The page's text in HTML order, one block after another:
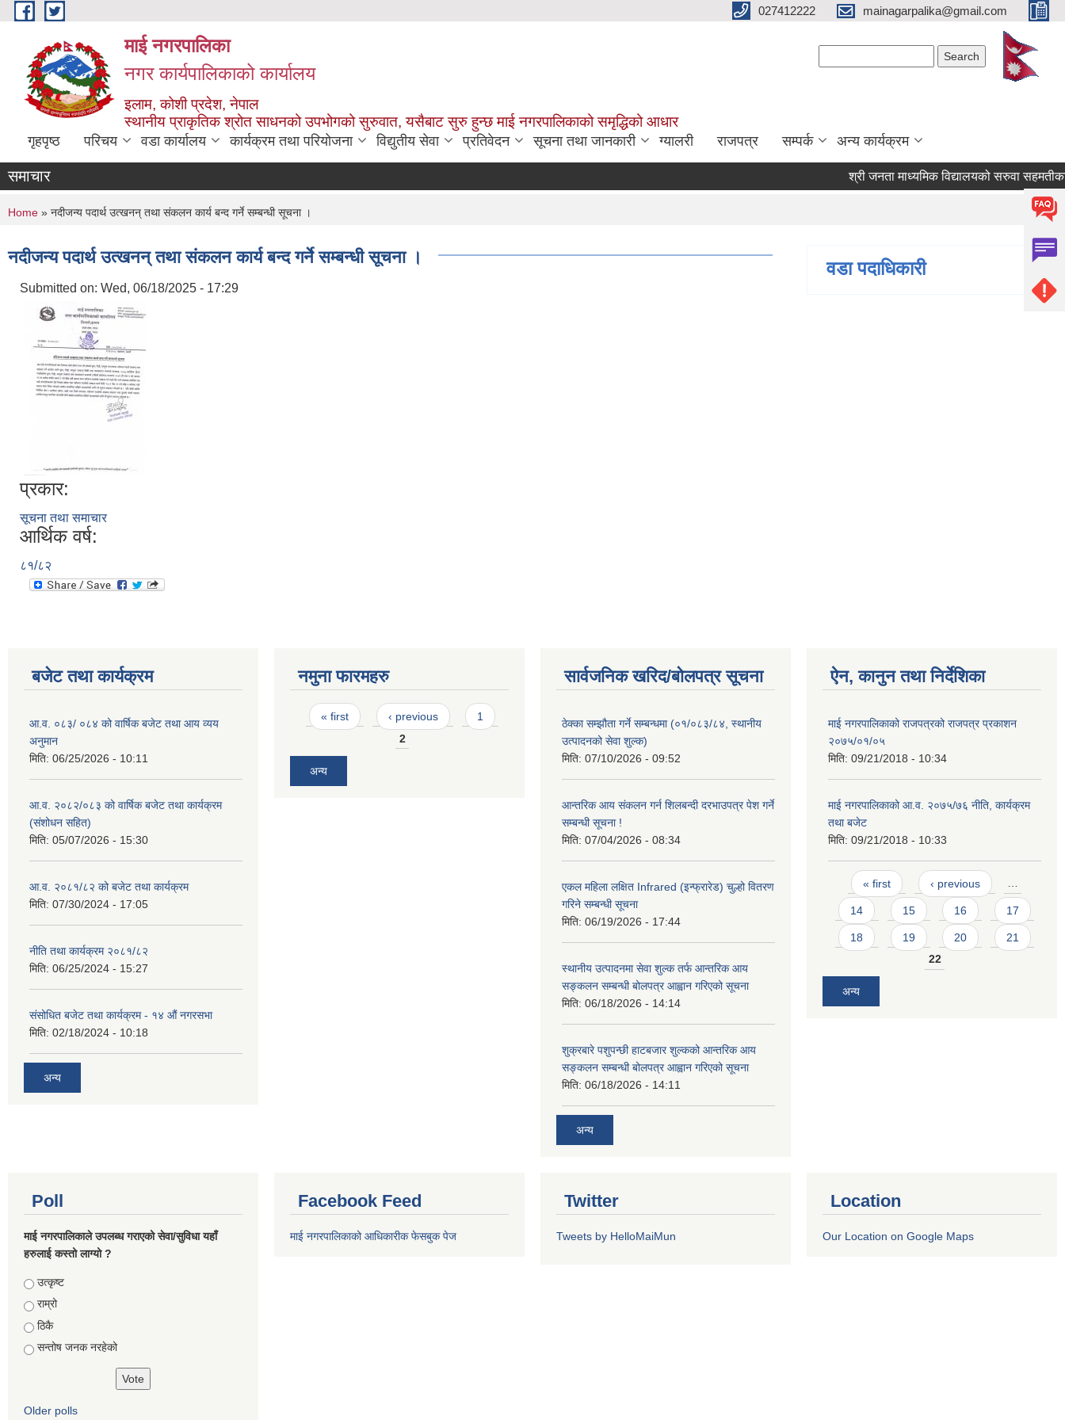
Skip to main content 027412222 mainagarpalika@gmail.com
माई नगरपालिका
नगर कार्यपालिकाको कार्यालय
इलाम, कोशी प्रदेश, नेपाल
स्थानीय प्राकृतिक श्रोत साधनको उपभोगको सुरुवात, यसैबाट सुरु हुन्छ माई नगरपालिकाको समृद्धिको आधार
गृहपृष्ठ परिचय वडा कार्यालय कार्यक्रम तथा परियोजना विद्युतीय सेवा प्रतिवेदन सूचना तथा जानकारी ग्यालरी राजपत्र सम्पर्क अन्य कार्यक्रम
समाचार श्री जनता माध्यमिक विद्यालयको सरुवा सहमतीका
You are here
Home » नदीजन्य पदार्थ उत्खनन् तथा संकलन कार्य बन्द गर्ने सम्बन्धी सूचना ।
नदीजन्य पदार्थ उत्खनन् तथा संकलन कार्य बन्द गर्ने सम्बन्धी सूचना ।
Submitted on: Wed, 06/18/2025 - 17:29
प्रकार:
सूचना तथा समाचार
आर्थिक वर्ष:
८१/८२
वडा पदाधिकारी
बजेट तथा कार्यक्रम
आ.व. ०८३/ ०८४ को वार्षिक बजेट तथा आय व्यय
अनुमान
मिति: 06/25/2026 - 10:11
आ.व. २०८२/०८३ को वार्षिक बजेट तथा कार्यक्रम
(संशोधन सहित)
मिति: 05/07/2026 - 15:30
आ.व. २०८१/८२ को बजेट तथा कार्यक्रम
मिति: 07/30/2024 - 17:05
नीति तथा कार्यक्रम २०८१/८२
मिति: 06/25/2024 - 15:27
संसोधित बजेट तथा कार्यक्रम - १४ औं नगरसभा
मिति: 02/18/2024 - 10:18
अन्य
नमुना फारमहरु
Pages
« first ‹ previous
1
2
अन्य
सार्वजनिक खरिद/बोलपत्र सूचना
ठेक्का सम्झौता गर्ने सम्बन्धमा (०१/०८३/८४, स्थानीय
उत्पादनको सेवा शुल्क)
मिति: 07/10/2026 - 09:52
आन्तरिक आय संकलन गर्न शिलबन्दी दरभाउपत्र पेश गर्ने
सम्बन्धी सूचना !
मिति: 07/04/2026 - 08:34
एकल महिला लक्षित Infrared (इन्फ्रारेड) चुल्हो वितरण
गरिने सम्बन्धी सूचना
मिति: 06/19/2026 - 17:44
स्थानीय उत्पादनमा सेवा शुल्क तर्फ आन्तरिक आय
सङ्कलन सम्बन्धी बोलपत्र आह्वान गरिएको सूचना
मिति: 06/18/2026 - 14:14
शुक्रबारे पशुपन्छी हाटबजार शुल्कको आन्तरिक आय
सङ्कलन सम्बन्धी बोलपत्र आह्वान गरिएको सूचना
मिति: 06/18/2026 - 14:11
अन्य
ऐन, कानुन तथा निर्देशिका
माई नगरपालिकाको राजपत्रको राजपत्र प्रकाशन
२०७५/०१/०५
मिति: 09/21/2018 - 10:34
माई नगरपालिकाको आ.व. २०७५/७६ नीति, कार्यक्रम
तथा बजेट
मिति: 09/21/2018 - 10:33
Pages
« first ‹ previous …
14 15 16 17
18 19 20
21
22
अन्य
Poll
माई नगरपालिकाले उपलब्ध गराएको सेवा/सुविधा यहाँ
हरुलाई कस्तो लाग्यो ?
Choices
उत्कृष्ट
राम्रो
ठिकै
सन्तोष जनक नरहेको
Older polls
Facebook Feed
माई नगरपालिकाको आधिकारीक फेसबुक पेज
Twitter
Tweets by HelloMaiMun
Location
Our Location on Google Maps